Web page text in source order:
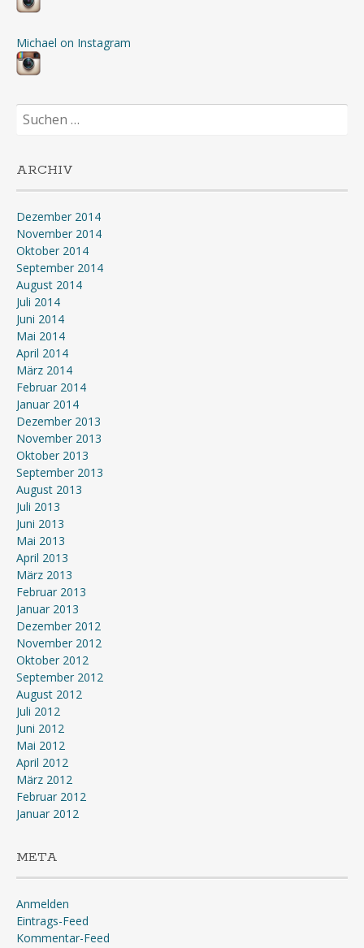
Michael on Instagram
Suchen
nach:
ARCHIV
Dezember 2014
November 2014
Oktober 2014
September 2014
August 2014
Juli 2014
Juni 2014
Mai 2014
April 2014
März 2014
Februar 2014
Januar 2014
Dezember 2013
November 2013
Oktober 2013
September 2013
August 2013
Juli 2013
Juni 2013
Mai 2013
April 2013
März 2013
Februar 2013
Januar 2013
Dezember 2012
November 2012
Oktober 2012
September 2012
August 2012
Juli 2012
Juni 2012
Mai 2012
April 2012
März 2012
Februar 2012
Januar 2012
META
Anmelden
Eintrags-Feed
Kommentar-Feed